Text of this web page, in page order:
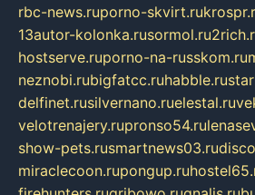
rbc-news.ruporno-skvirt.ru
13autor-kolonka.rusormol.ru
hostserve.ruporno-na-russkom.ru
neznobi.rubigfatcc.ruhabble.ru
delfinet.rusilvernano.ruelestal.ru
velotrenajery.rupronso54.ru
show-pets.rusmartnews03.ru
miraclecoon.rupongup.ru